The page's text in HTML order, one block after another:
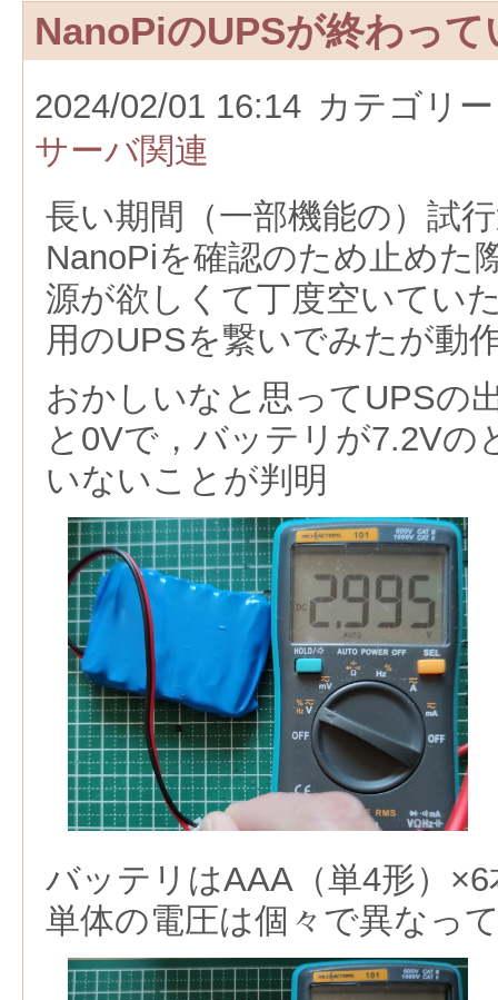
NanoPiのUPSが終わって
2024/02/01 16:14 カテゴリ
サーバ関連
長い期間（一部機能の）試
NanoPiを確認のため止めた
源が欲しくて丁度空いてい
用のUPSを繋いでみたが動
おかしいなと思ってUPSの
と0Vで，バッテリが7.2Vの
いないことが判明
バッテリはAAA（単4形）
単体の電圧は個々で異なっ